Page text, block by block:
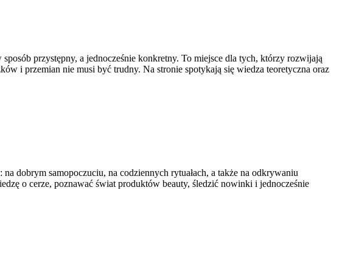
przystępny, a jednocześnie konkretny. To miejsce dla tych, którzy rozwijają
i przemian nie musi być trudny. Na stronie spotykają się wiedza teoretyczna oraz
dobrym samopoczuciu, na codziennych rytuałach, a także na odkrywaniu
o cerze, poznawać świat produktów beauty, śledzić nowinki i jednocześnie